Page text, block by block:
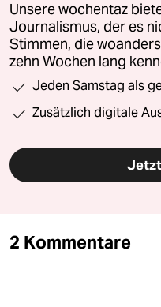
Unsere wochentaz
Journalismus, der es
Stimmen, die
zehn Wochen lang
Jeden Samstag als
Zusätzlich digitale
2 Kommentare